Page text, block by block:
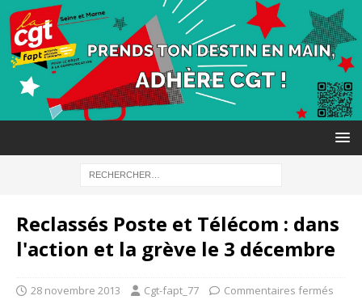
Reclassés Poste et Télécom : dans
l'action et la grève le 3 décembre
28 novembre 2013 Cgt-fapt_77 Commentaires fermés